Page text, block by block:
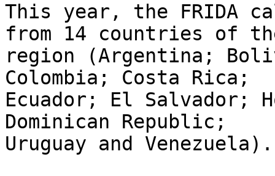
This year, the FRIDA
from 14 countries of
region (Argentina;
Colombia; Costa Rica;
Ecuador; El Salvador;
Dominican Republic;
Uruguay and Venezuela).